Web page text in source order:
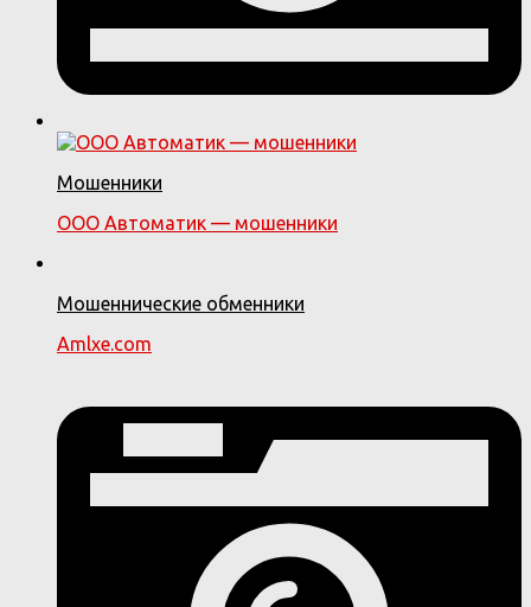
Мошенники
ООО Автоматик — мошенники
Мошеннические обменники
Amlxe.com